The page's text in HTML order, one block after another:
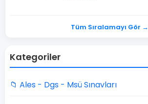
Tüm Sıralamayı Gör →
Kategoriler
📁 Ales - Dgs - Msü Sınavları